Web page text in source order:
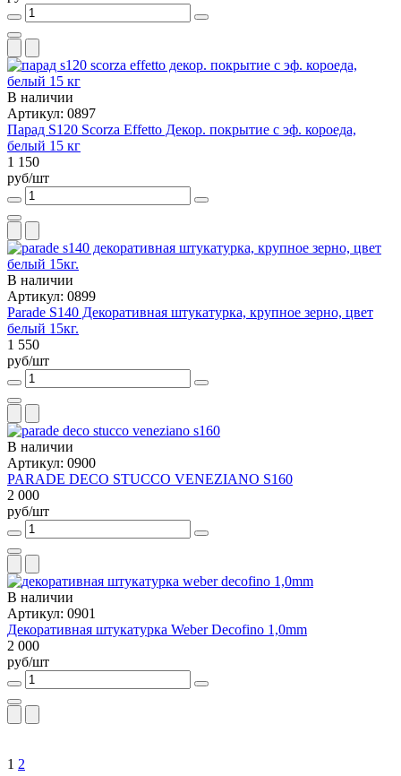
В наличии
Артикул: 0897
Парад S120 Scorza Effetto Декор. покрытие с эф. короеда,
белый 15 кг
1 150
руб/шт
В наличии
Артикул: 0899
Parade S140 Декоративная штукатурка, крупное зерно, цвет
белый 15кг.
1 550
руб/шт
В наличии
Артикул: 0900
PARADE DECO STUCCO VENEZIANO S160
2 000
руб/шт
В наличии
Артикул: 0901
Декоративная штукатурка Weber Decofino 1,0mm
2 000
руб/шт
1 2